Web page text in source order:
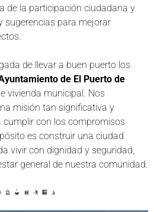
de la participación ciudadana y
sugerencias para mejorar
de llevar a buen puerto los
de El Puerto de
vivienda municipal. Nos
misión tan significativa y
con los compromisos
es construir una ciudad
vivir con dignidad y seguridad,
general de nuestra comunidad.